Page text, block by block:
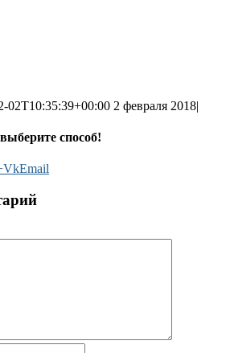
02T10:35:39+00:00 2 февраля 2018|
способ!
VkEmail